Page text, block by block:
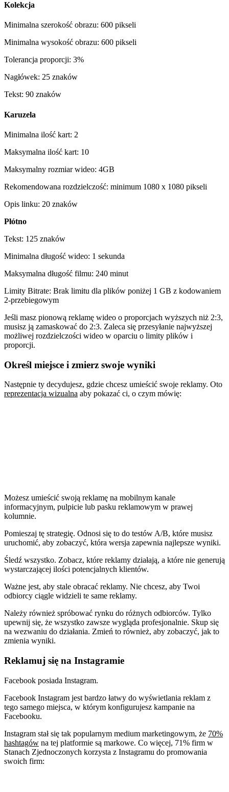
Kolekcja
Minimalna szerokość obrazu: 600 pikseli
Minimalna wysokość obrazu: 600 pikseli
Tolerancja proporcji: 3%
Nagłówek: 25 znaków
Tekst: 90 znaków
Karuzela
Minimalna ilość kart: 2
Maksymalna ilość kart: 10
Maksymalny rozmiar wideo: 4GB
Rekomendowana rozdzielczość: minimum 1080 x 1080 pikseli
Opis linku: 20 znaków
Płótno
Tekst: 125 znaków
Minimalna długość wideo: 1 sekunda
Maksymalna długość filmu: 240 minut
Limity Bitrate: Brak limitu dla plików poniżej 1 GB z kodowaniem
2-przebiegowym
Jeśli masz pionową reklamę wideo o proporcjach wyższych niż 2:3,
musisz ją zamaskować do 2:3. Zaleca się przesyłanie najwyższej
możliwej rozdzielczości wideo w oparciu o limity plików i
proporcji.
Określ miejsce i zmierz swoje wyniki
Następnie ty decydujesz, gdzie chcesz umieścić swoje reklamy. Oto
reprezentacja wizualna aby pokazać ci, o czym mówię:
Możesz umieścić swoją reklamę na mobilnym kanale
informacyjnym, pulpicie lub pasku reklamowym w prawej
kolumnie.
Pomieszaj tę strategię. Odnosi się to do testów A/B, które musisz
uruchomić, aby zobaczyć, która wersja zapewnia najlepsze wyniki.
Śledź wszystko. Zobacz, które reklamy działają, a które nie generują
wystarczającej ilości potencjalnych klientów.
Ważne jest, aby stale obracać reklamy. Nie chcesz, aby Twoi
odbiorcy ciągle widzieli te same reklamy.
Należy również spróbować rynku do różnych odbiorców. Tylko
upewnij się, że wszystko zawsze wygląda profesjonalnie. Skup się
na wezwaniu do działania. Zmień to również, aby zobaczyć, jak to
zmienia wyniki.
Reklamuj się na Instagramie
Facebook posiada Instagram.
Facebook Instagram jest bardzo łatwy do wyświetlania reklam z
tego samego miejsca, w którym konfigurujesz kampanie na
Facebooku.
Instagram stał się tak popularnym medium marketingowym, że 70%
hashtagów na tej platformie są markowe. Co więcej, 71% firm w
Stanach Zjednoczonych korzysta z Instagramu do promowania
swoich firm: